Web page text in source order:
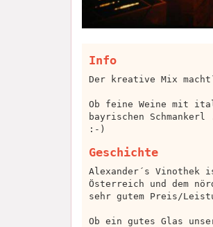
Info
Der kreative Mix
Ob feine Weine mit
bayrischen
:-)
Geschichte
Alexander´s Vinothek
Österreich und dem
sehr gutem Preis/
Ob ein gutes Glas